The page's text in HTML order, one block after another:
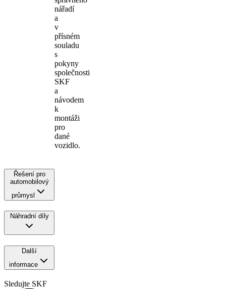
nářadí
a
v
přísném
souladu
s
pokyny
společnosti
SKF
a
návodem
k
montáži
pro
dané
vozidlo.
Řešení pro
automobilový
průmysl
Náhradní díly
Další
informace
Sledujte SKF